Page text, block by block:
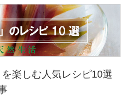
楽しむ人気レシピ10選